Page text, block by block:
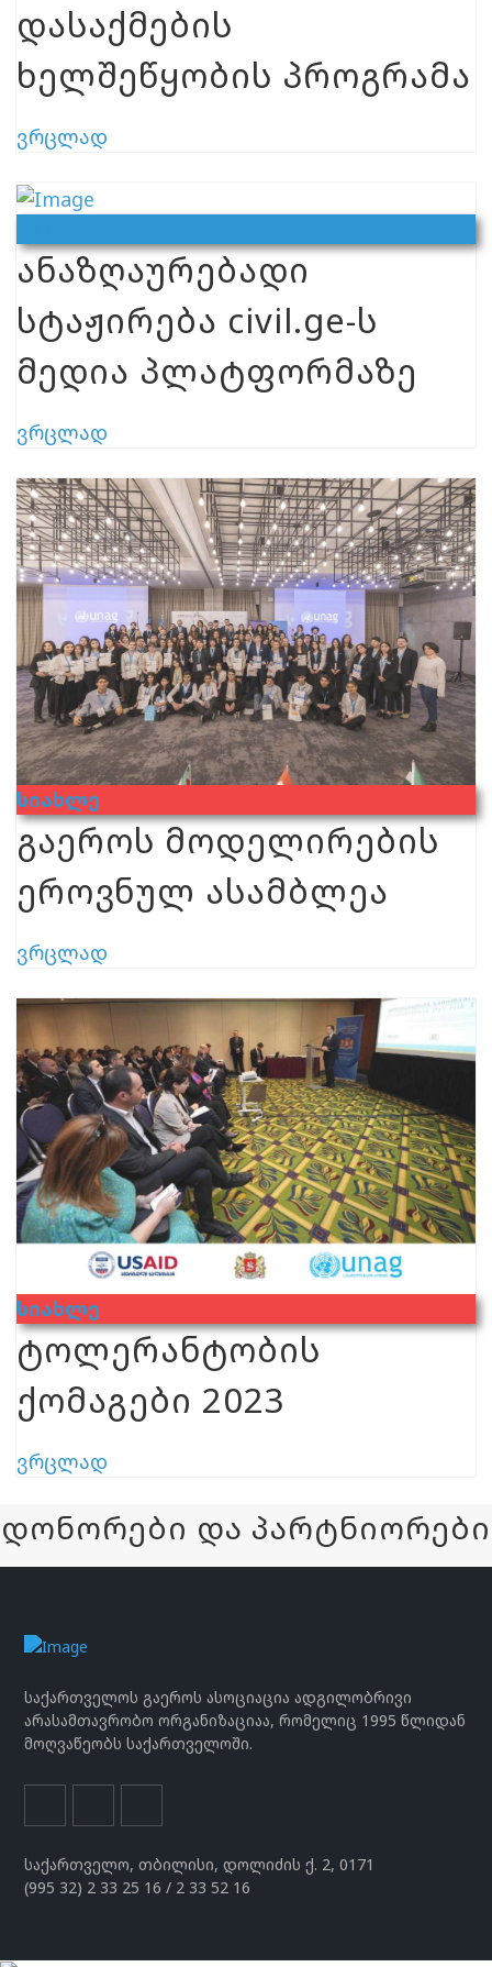
დასაქმების
ხელშეწყობის პროგრამა
ვრცლად
ანაზღაურებადი
სტაჟირება civil.ge-ს
მედია პლატფორმაზე
ვრცლად
Სიახლე
გაეროს მოდელირების
ეროვნულ ასამბლეა
ვრცლად
Სიახლე
ტოლერანტობის
ქომაგები 2023
ვრცლად
დონორები და პარტნიორები
საქართველოს გაეროს ასოციაცია ადგილობრივი
არასამთავრობო ორგანიზაციაა, რომელიც 1995 წლიდან
მოღვაწეობს საქართველოში.
საქართველო, თბილისი, დოლიძის ქ. 2, 0171
(995 32) 2 33 25 16 / 2 33 52 16